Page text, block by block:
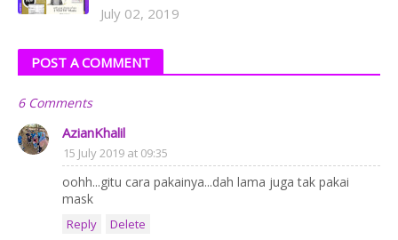
July 02, 2019
POST A COMMENT
6 Comments
AzianKhalil
15 July 2019 at 09:35
oohh...gitu cara pakainya...dah lama juga tak pakai
mask
Reply Delete